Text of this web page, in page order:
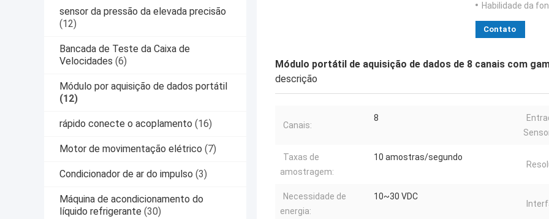
sensor da pressão da elevada precisão
(12)
Bancada de Teste da Caixa de
Velocidades (6)
Módulo por aquisição de dados portátil
(12)
rápido conecte o acoplamento (16)
Motor de movimentação elétrico (7)
Condicionador de ar do impulso (3)
Máquina de acondicionamento do
líquido refrigerante (30)
Habilidade da
Contato
Módulo portátil de aquisição de dados de 8 canais com
descrição
Canais:
8
Taxas de
amostragem:
10 amostras/segundo
Necessidade de
energia:
10~30 VDC